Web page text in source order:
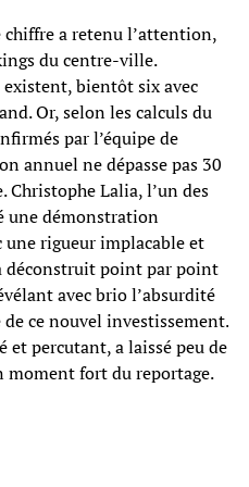
a retenu l’attention,
du centre-ville.
bientôt six avec
Or, selon les calculs du
par l’équipe de
annuel ne dépasse pas 30
Christophe Lalia, l’un des
une démonstration
une rigueur implacable et
déconstruit point par point
avec brio l’absurdité
ce nouvel investissement.
et percutant, a laissé peu de
moment fort du reportage.